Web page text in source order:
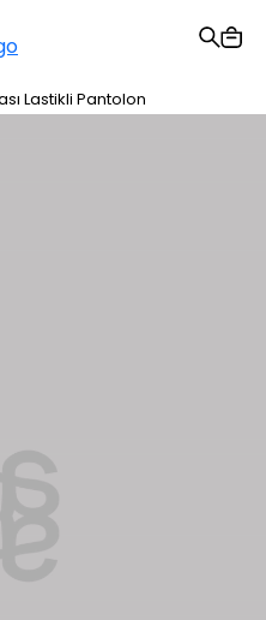
kargo
Lastikli Pantolon